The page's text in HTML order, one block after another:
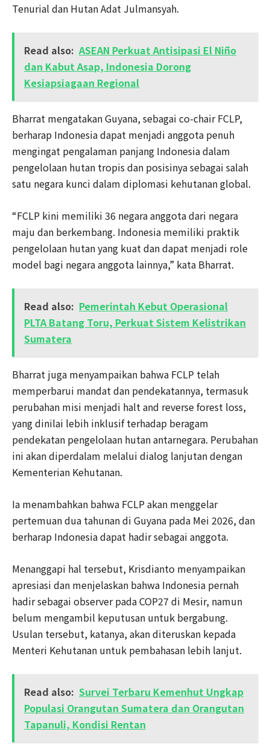
Tenurial dan Hutan Adat Julmansyah.
Read also: ASEAN Perkuat Antisipasi El Niño
dan Kabut Asap, Indonesia Dorong
Kesiapsiagaan Regional
Bharrat mengatakan Guyana, sebagai co-chair FCLP,
berharap Indonesia dapat menjadi anggota penuh
mengingat pengalaman panjang Indonesia dalam
pengelolaan hutan tropis dan posisinya sebagai salah
satu negara kunci dalam diplomasi kehutanan global.
“FCLP kini memiliki 36 negara anggota dari negara
maju dan berkembang. Indonesia memiliki praktik
pengelolaan hutan yang kuat dan dapat menjadi role
model bagi negara anggota lainnya,” kata Bharrat.
Read also: Pemerintah Kebut Operasional
PLTA Batang Toru, Perkuat Sistem Kelistrikan
Sumatera
Bharrat juga menyampaikan bahwa FCLP telah
memperbarui mandat dan pendekatannya, termasuk
perubahan misi menjadi halt and reverse forest loss,
yang dinilai lebih inklusif terhadap beragam
pendekatan pengelolaan hutan antarnegara. Perubahan
ini akan diperdalam melalui dialog lanjutan dengan
Kementerian Kehutanan.
Ia menambahkan bahwa FCLP akan menggelar
pertemuan dua tahunan di Guyana pada Mei 2026, dan
berharap Indonesia dapat hadir sebagai anggota.
Menanggapi hal tersebut, Krisdianto menyampaikan
apresiasi dan menjelaskan bahwa Indonesia pernah
hadir sebagai observer pada COP27 di Mesir, namun
belum mengambil keputusan untuk bergabung.
Usulan tersebut, katanya, akan diteruskan kepada
Menteri Kehutanan untuk pembahasan lebih lanjut.
Read also: Survei Terbaru Kemenhut Ungkap
Populasi Orangutan Sumatera dan Orangutan
Tapanuli, Kondisi Rentan